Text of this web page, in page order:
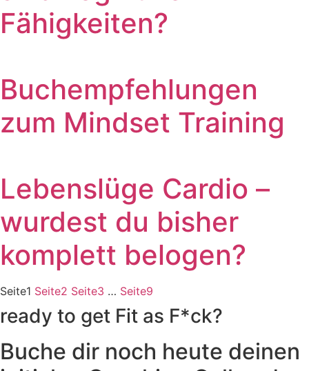
Fähigkeiten?
Buchempfehlungen
zum Mindset Training
Lebenslüge Cardio –
wurdest du bisher
komplett belogen?
Seite1 Seite2 Seite3 … Seite9
ready to get Fit as F*ck?
Buche dir noch heute deinen